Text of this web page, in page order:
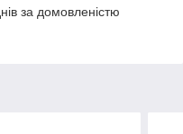
за домовленістю